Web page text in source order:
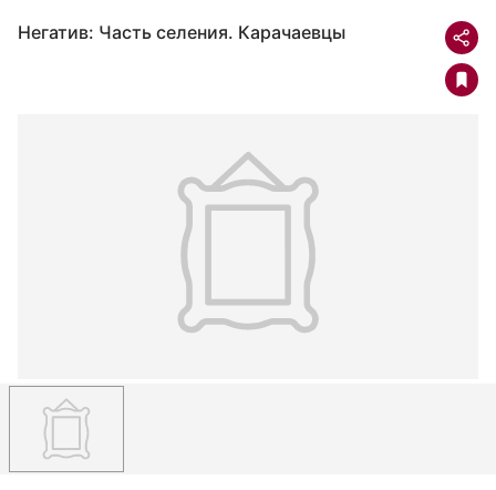
Негатив: Часть селения. Карачаевцы